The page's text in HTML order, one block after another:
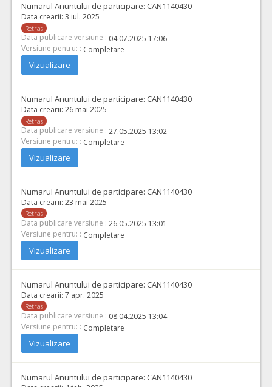
Numarul Anuntului de participare: CAN1140430
Data crearii: 3 iul. 2025
Retras
Data publicare versiune : 04.07.2025 17:06
Versiune pentru: : Completare
Vizualizare
Numarul Anuntului de participare: CAN1140430
Data crearii: 26 mai 2025
Retras
Data publicare versiune : 27.05.2025 13:02
Versiune pentru: : Completare
Vizualizare
Numarul Anuntului de participare: CAN1140430
Data crearii: 23 mai 2025
Retras
Data publicare versiune : 26.05.2025 13:01
Versiune pentru: : Completare
Vizualizare
Numarul Anuntului de participare: CAN1140430
Data crearii: 7 apr. 2025
Retras
Data publicare versiune : 08.04.2025 13:04
Versiune pentru: : Completare
Vizualizare
Numarul Anuntului de participare: CAN1140430